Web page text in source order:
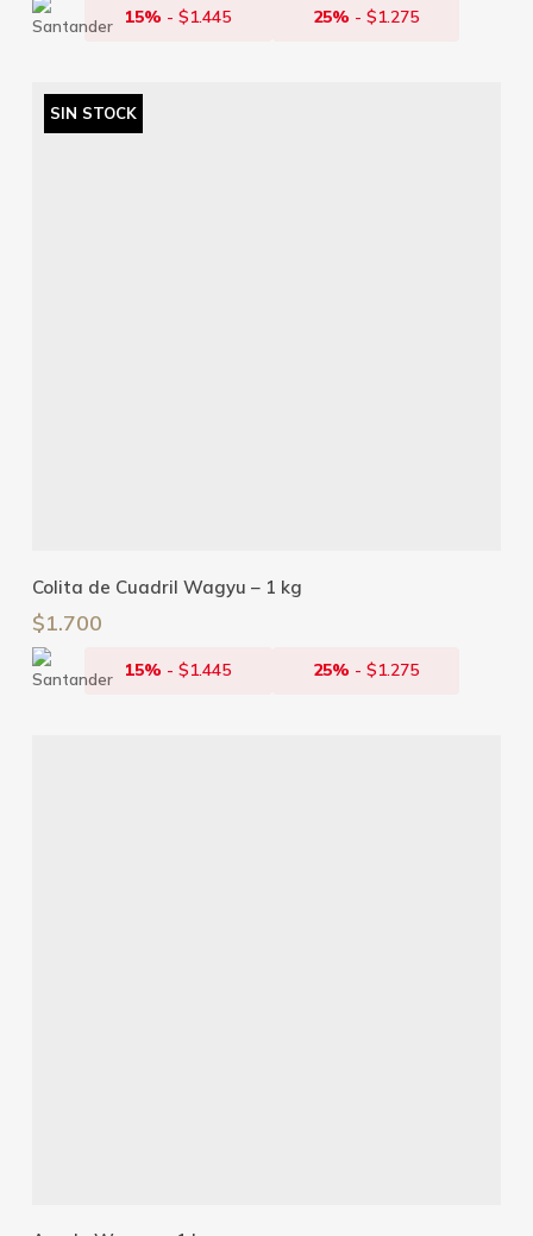
15% -$1.445 25% - $1.275
SIN STOCK
Leer Más
Colita de Cuadril Wagyu – 1 kg
$1.700
15% -$1.445 25% - $1.275